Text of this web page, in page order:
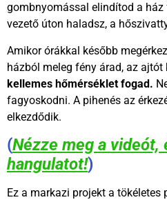
gombnyomással elindítod a
vezető úton haladsz, a
Amikor órákkal később
házból meleg fény árad, az ajtót
kellemes hőmérséklet fogad.
fagyoskodni. A pihenés az
elkezdődik.
(Nézze meg a videót,
hangulatot!)
Ez a markazi projekt a tökéletes